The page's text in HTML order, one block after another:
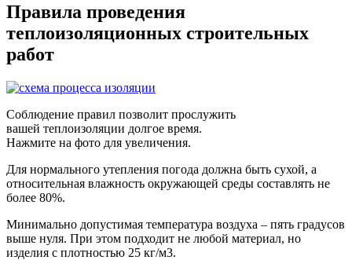
Правила проведения
теплоизоляционных строительных
работ
Соблюдение правил позволит прослужить
вашей теплоизоляции долгое время.
Нажмите на фото для увеличения.
Для нормального утепления погода должна быть сухой, а
относительная влажность окружающей среды составлять не
более 80%.
Минимально допустимая температура воздуха – пять градусов
выше нуля. При этом подходит не любой материал, но
изделия с плотностью 25 кг/м3.